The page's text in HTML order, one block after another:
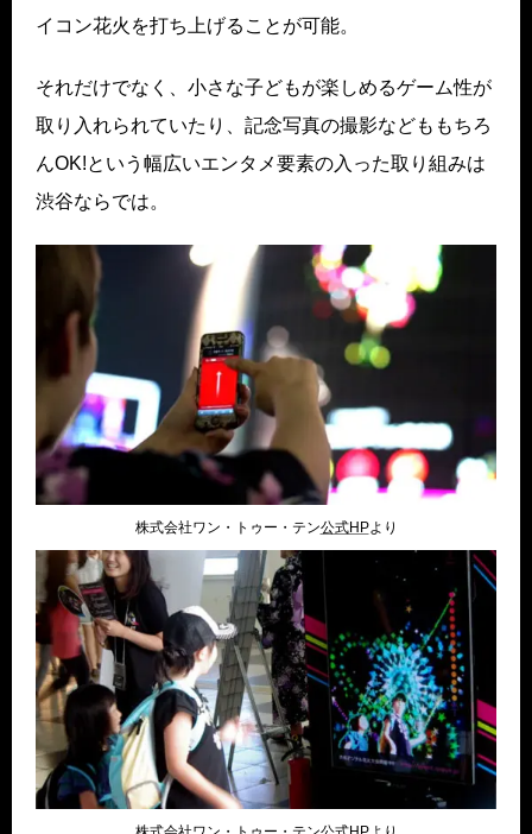
イコン花火を打ち上げることが可能。
それだけでなく、小さな子どもが楽しめるゲーム性が
取り入れられていたり、記念写真の撮影などももちろ
んOK!という幅広いエンタメ要素の入った取り組みは
渋谷ならでは。
株式会社ワン・トゥー・テン公式HPより